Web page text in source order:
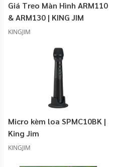
Giá Treo Màn Hình ARM110
& ARM130 | KING JIM
KINGJIM
Micro kèm loa SPMC10BK |
King Jim
KINGJIM